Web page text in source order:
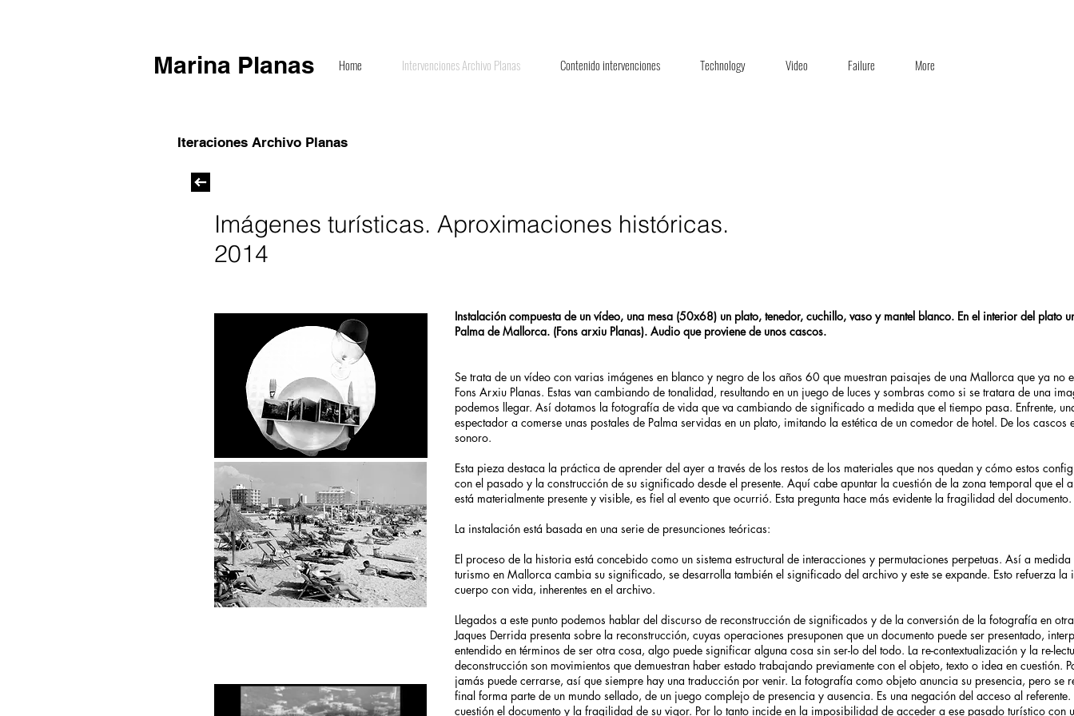
Marina Planas Home Intervenciones Archivo Planas Contenido intervenciones Technology Video Failure More
Iteraciones Archivo Planas
Imágenes turísticas. Aproximaciones históricas.
2014
Instalación compuesta de un vídeo, una mesa (50x68) un plato, tenedor, cuchillo, vaso y mantel blanco. En el interior del plato
Palma de Mallorca. (Fons arxiu Planas). Audio que proviene de unos cascos.
Se trata de un vídeo con varias imágenes en blanco y negro de los años 60 que muestran paisajes de una Mallorca que ya no
Fons Arxiu Planas. Estas van cambiando de tonalidad, resultando en un juego de luces y sombras como si se tratara de una
podemos llegar. Así dotamos la fotografía de vida que va cambiando de significado a medida que el tiempo pasa. Enfrente,
espectador a comerse unas postales de Palma servidas en un plato, imitando la estética de un comedor de hotel. De los cascos
sonoro.
Esta pieza destaca la práctica de aprender del ayer a través de los restos de los materiales que nos quedan y cómo estos
con el pasado y la construcción de su significado desde el presente. Aquí cabe apuntar la cuestión de la zona temporal que el
está materialmente presente y visible, es fiel al evento que ocurrió. Esta pregunta hace más evidente la fragilidad del documento.
La instalación está basada en una serie de presunciones teóricas:
El proceso de la historia está concebido como un sistema estructural de interacciones y permutaciones perpetuas. Así a
turismo en Mallorca cambia su significado, se desarrolla también el significado del archivo y este se expande. Esto refuerza
cuerpo con vida, inherentes en el archivo.
Llegados a este punto podemos hablar del discurso de reconstrucción de significados y de la conversión de la fotografía en
Jaques Derrida presenta sobre la reconstrucción, cuyas operaciones presuponen que un documento puede ser presentado,
entendido en términos de ser otra cosa, algo puede significar alguna cosa sin ser-lo del todo. La re-contextualización y la re-
deconstrucción son movimientos que demuestran haber estado trabajando previamente con el objeto, texto o idea en cuestión.
jamás puede cerrarse, así que siempre hay una traducción por venir. La fotografía como objeto anuncia su presencia, pero se
final forma parte de un mundo sellado, de un juego complejo de presencia y ausencia. Es una negación del acceso al referente.
cuestión el documento y la fragilidad de su vigor. Por lo tanto incide en la imposibilidad de acceder a ese pasado turístico con